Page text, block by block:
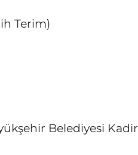
Terim)
Belediyesi Kadir